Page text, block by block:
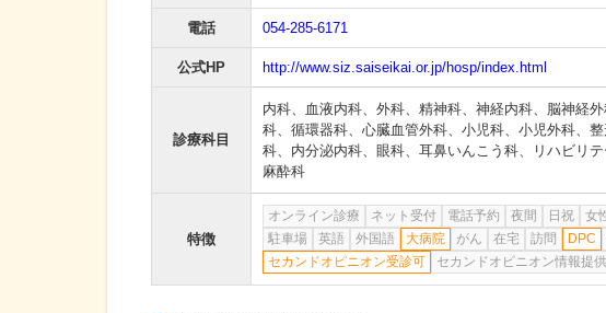
電話 054-285-6171
公式HP http://www.siz.saiseikai.or.jp/hosp/index.html
診療科目
内科、 血液内科、 外科、 精神科、 神経内科、 脳神経
科、 循環器科、 心臓血管外科、 小児科、 小児外科、
科、 内分泌内科、 眼科、 耳鼻いんこう科、 リハビリ
麻酔科
特徴
オンライン診療 ネット受付 電話予約 夜間 日祝 女
駐車場
英語 外国語 大病院 がん 在宅 訪問 DPC
セカンドオピニオン受診可
セカンドオピニオン情報提